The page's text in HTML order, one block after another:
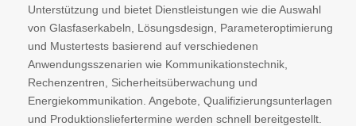
Unterstützung und bietet Dienstleistungen wie die Auswahl
von Glasfaserkabeln, Lösungsdesign, Parameteroptimierung
und Mustertests basierend auf verschiedenen
Anwendungsszenarien wie Kommunikationstechnik,
Rechenzentren, Sicherheitsüberwachung und
Energiekommunikation. Angebote, Qualifizierungsunterlagen
und Produktionsliefertermine werden schnell bereitgestellt.